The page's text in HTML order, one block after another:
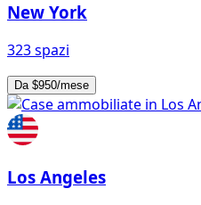
New York
323 spazi
Da $950/mese
Los Angeles